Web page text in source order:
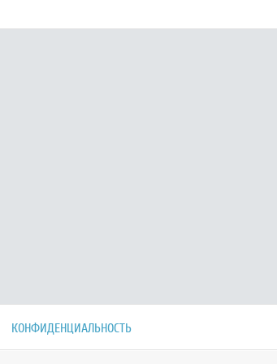
КОНФИДЕНЦИАЛЬНОСТЬ